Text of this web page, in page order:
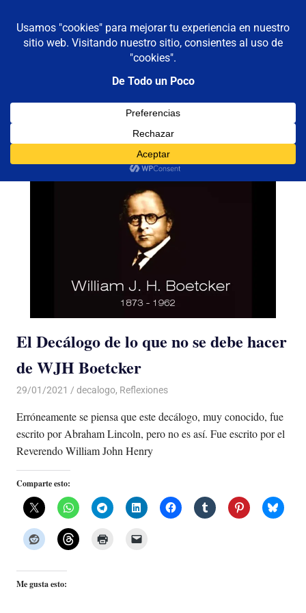
contenido
De todo un poco
Reflexiones,
Viajes
MENÚ
Categoría:decalogo
El Decálogo de lo que no se debe hacer
de WJH Boetcker
29/01/2021 De todo un Poco
decalogo, Reflexiones
Erróneamente se piensa que este decálogo, muy conocido, fue
escrito por Abraham Lincoln, pero no es así. Fue escrito por el
Reverendo William John Henry
Comparte esto:
Me gusta esto: